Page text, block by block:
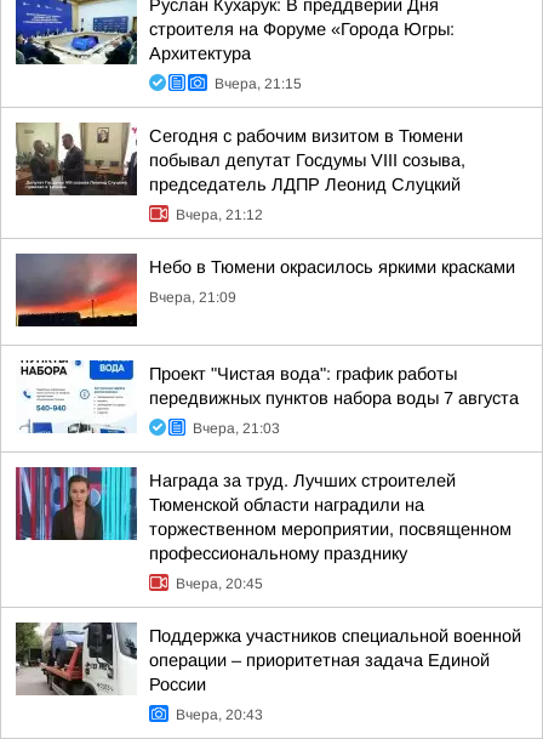
Руслан Кухарук: В преддверии Дня
строителя на Форуме «Города Югры:
Архитектура
Вчера, 21:15
Сегодня с рабочим визитом в Тюмени
побывал депутат Госдумы VIII созыва,
председатель ЛДПР Леонид Слуцкий
Вчера, 21:12
Небо в Тюмени окрасилось яркими красками
Вчера, 21:09
Проект "Чистая вода": график работы
передвижных пунктов набора воды 7 августа
Вчера, 21:03
Награда за труд. Лучших строителей
Тюменской области наградили на
торжественном мероприятии, посвященном
профессиональному празднику
Вчера, 20:45
Поддержка участников специальной военной
операции – приоритетная задача Единой
России
Вчера, 20:43